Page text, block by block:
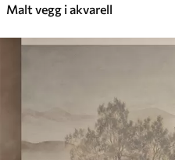
Malt vegg i akvarell